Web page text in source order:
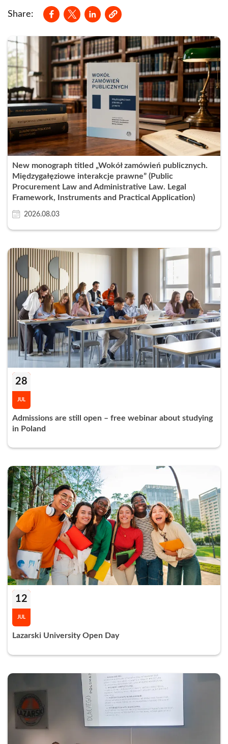
Share:
Opens in a new window
Opens in a new window
Opens in a new window
New monograph titled „Wokół zamówień publicznych.
Międzygałęziowe interakcje prawne” (Public
Procurement Law and Administrative Law. Legal
Framework, Instruments and Practical Application)
2026.08.03
28
JUL
Admissions are still open – free webinar about studying
in Poland
12
JUL
Lazarski University Open Day